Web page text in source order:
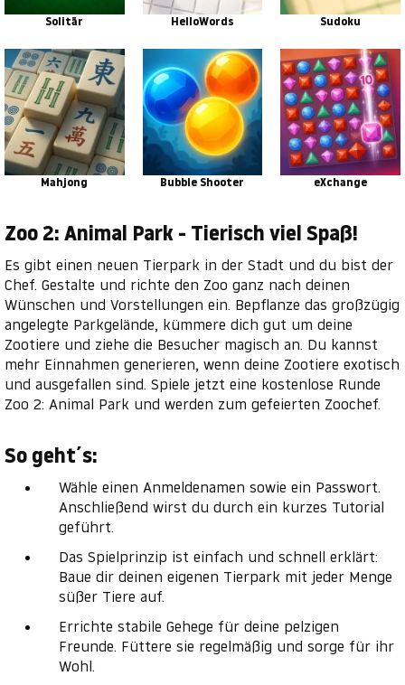
Solitär HelloWords Sudoku
Mahjong Bubble Shooter eXchange
Zoo 2: Animal Park - Tierisch viel Spaß!
Es gibt einen neuen Tierpark in der Stadt und du bist der
Chef. Gestalte und richte den Zoo ganz nach deinen
Wünschen und Vorstellungen ein. Bepflanze das großzügig
angelegte Parkgelände, kümmere dich gut um deine
Zootiere und ziehe die Besucher magisch an. Du kannst
mehr Einnahmen generieren, wenn deine Zootiere exotisch
und ausgefallen sind. Spiele jetzt eine kostenlose Runde
Zoo 2: Animal Park und werden zum gefeierten Zoochef.
So geht´s:
Wähle einen Anmeldenamen sowie ein Passwort.
Anschließend wirst du durch ein kurzes Tutorial
geführt.
Das Spielprinzip ist einfach und schnell erklärt:
Baue dir deinen eigenen Tierpark mit jeder Menge
süßer Tiere auf.
Errichte stabile Gehege für deine pelzigen
Freunde. Füttere sie regelmäßig und sorge für ihr
Wohl.